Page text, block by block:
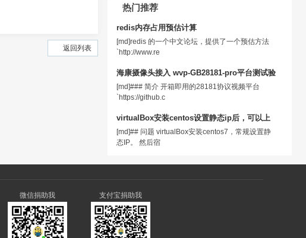
返回列表
热门推荐
redis内存占用预估计算
[md]redis 的一个中文论坛，提供了一个预估方法
`http://www.re
海康摄像头接入 wvp-GB28181-pro平台测试验
[md]### 简介 开箱即用的28181协议视频平台
`https://github.c
virtualBox安装centos设置静态ip后，可以上
[md]## 问题 virtualBox安装centos7，常规设置静
态IP。 然后宿
微信捐助我 支付宝捐助我